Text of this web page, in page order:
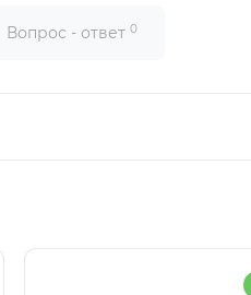
Вопрос - ответ 0